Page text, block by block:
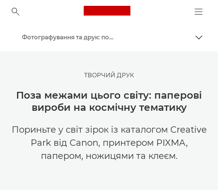
Canon Logo, back to
Ресурси для натхнення | Поради щодо фотографування і друку та рекомендації для покупців
Фотографування та друк: поради та методи
ТВОРЧИЙ ДРУК
Поза межами цього світу: паперові
вироби на космічну тематику
Пориньте у світ зірок із каталогом Creative
Park від Canon, принтером PIXMA,
папером, ножицями та клеєм.